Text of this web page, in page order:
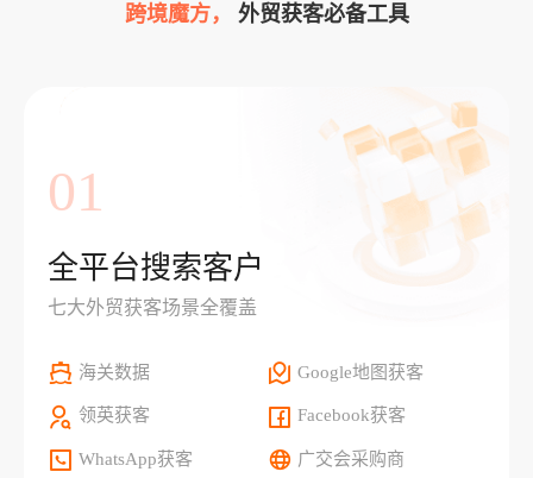
跨境魔方， 外贸获客必备工具
01
全平台搜索客户
七大外贸获客场景全覆盖
海关数据 Google地图获客
领英获客 Facebook获客
WhatsApp获客 广交会采购商